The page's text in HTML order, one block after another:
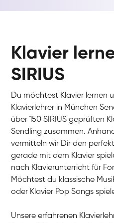
Klavier
SIRIUS
Du möchtest Klavier lernen
Klavierlehrer in München
über 150 SIRIUS geprüften
Sendling zusammen.
vermitteln wir Dir den
gerade mit dem Klavier
nach Klavierunterricht für
Möchtest du klassische
oder Klavier Pop Songs
Unsere erfahrenen